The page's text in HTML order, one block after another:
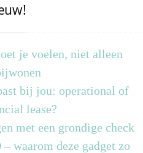
je voelen, niet alleen
bij jou: operational of
lease?
met een grondige check
waarom deze gadget zo